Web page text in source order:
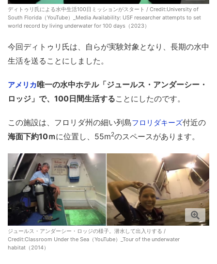
ディトゥリ氏による水中生活100日ミッションがスタート / Credit:University of
South Florida（YouTube）_Media Availability: USF researcher attempts to set
world record by living underwater for 100 days（2023）
今回ディトゥリ氏は、自らが実験対象となり、長期の水中
生活を送ることにしました。
アメリカ唯一の水中ホテル「ジュールス・アンダーシー・
ロッジ」で、100日間生活することにしたのです。
この施設は、フロリダ州の細い列島フロリダキーズ付近の
海面下約10ｍに位置し、55m2のスペースがあります。
ジュールス・アンダーシー・ロッジの様子。潜水して出入りする /
Credit:Classroom Under the Sea（YouTube）_Tour of the underwater
habitat（2014）